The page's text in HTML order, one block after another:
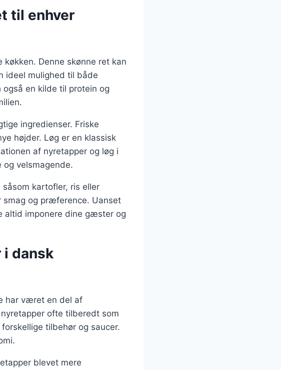
til enhver
Denne skønne ret kan
ideel mulighed til både
en kilde til protein og
ingredienser. Friske
højder. Løg er en klassisk
af nyretapper og løg i
velsmagende.
kartofler, ris eller
smag og præference. Uanset
altid imponere dine gæster og
dansk
har været en del af
ofte tilberedt som
tilbehør og saucer.
blevet mere